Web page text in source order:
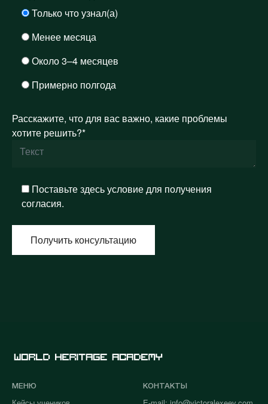
Только что узнал(а)
Менее месяца
Около 3–4 месяцев
Примерно полгода
Расскажите, что для вас важно, какие проблемы
хотите решить?*
Поставьте здесь условие для получения
согласия.
MEНЮ КОНТАКТЫ